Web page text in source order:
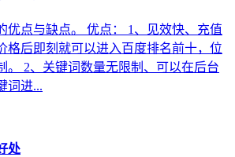
优点与缺点。 优点： 1、见效快、充值
格后即刻就可以进入百度排名前十，位
。 2、关键词数量无限制、可以在后台
词进...
处